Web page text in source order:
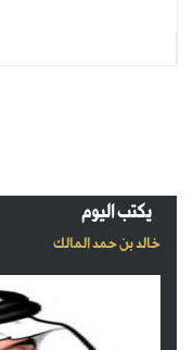
يكتب اليوم
خالد بن حمد المالك